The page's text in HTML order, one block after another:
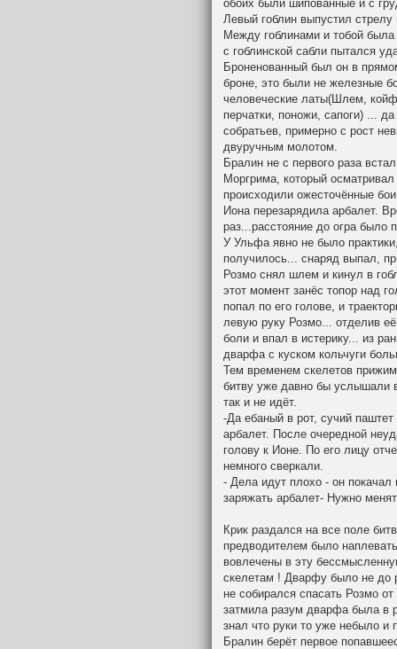
обоих были шипованные и с
Левый гоблин выпустил
Между гоблинами и тобой
с гоблинской сабли пытался
Броненованный был он в
броне, это были не железные
человеческие латы(Шлем,
перчатки, поножи, сапоги) ...
собратьев, примерно с рост
двуручным молотом.
Бралин не с первого раза
Моргрима, который
происходили ожесточённые
Иона перезарядила арбалет.
раз...расстояние до огра было
У Ульфа явно не было
получилось... снаряд выпал,
Розмо снял шлем и кинул в
этот момент занёс топор над
попал по его голове, и
левую руку Розмо... отделив
боли и впал в истерику... из
дварфа с куском кольчуги
Тем временем скелетов
битву уже давно бы услышали
так и не идёт.
-Да ебаный в рот, сучий
арбалет. После очередной
голову к Ионе. По его лицу
немного сверкали.
- Дела идут плохо - он покачал
заряжать арбалет- Нужно
Крик раздался на все поле
предводителем было
вовлечены в эту
скелетам ! Дварфу было не до
не собирался спасать Розмо
затмила разум дварфа была в
знал что руки то уже небыло и
Бралин берёт первое